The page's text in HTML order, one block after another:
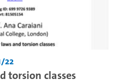
22
torsion classes